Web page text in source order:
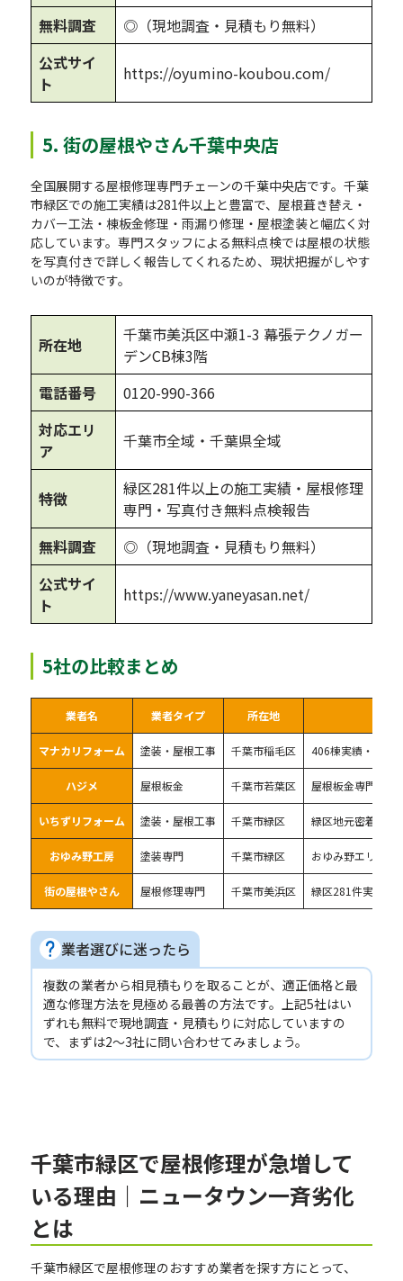
無料調査
◎（現地調査・見積もり無料）
公式サイ
ト
https://oyumino-koubou.com/
5. 街の屋根やさん千葉中央店
全国展開する屋根修理専門チェーンの千葉中央店です。千葉
市緑区での施工実績は281件以上と豊富で、屋根葺き替え・
カバー工法・棟板金修理・雨漏り修理・屋根塗装と幅広く対
応しています。専門スタッフによる無料点検では屋根の状態
を写真付きで詳しく報告してくれるため、現状把握がしやす
いのが特徴です。
所在地
千葉市美浜区中瀬1-3 幕張テクノガー
デンCB棟3階
電話番号
0120-990-366
対応エリ
ア
千葉市全域・千葉県全域
特徴
緑区281件以上の施工実績・屋根修理
専門・写真付き無料点検報告
無料調査
◎（現地調査・見積もり無料）
公式サイ
ト
https://www.yaneyasan.net/
5社の比較まとめ
業者名 業者タイプ 所在地
マナカリフォーム 塗装・屋根工事 千葉市稲毛区 406棟実績・口コ
ハジメ 屋根板金 千葉市若葉区 屋根板金専門・ド
いちずリフォーム 塗装・屋根工事 千葉市緑区 緑区地元密着・ア
おゆみ野工房 塗装専門 千葉市緑区 おゆみ野エリア密
街の屋根やさん 屋根修理専門 千葉市美浜区 緑区281件実績・
業者選びに迷ったら
複数の業者から相見積もりを取ることが、適正価格と最
適な修理方法を見極める最善の方法です。上記5社はい
ずれも無料で現地調査・見積もりに対応していますの
で、まずは2〜3社に問い合わせてみましょう。
千葉市緑区で屋根修理が急増して
いる理由｜ニュータウン一斉劣化
とは
千葉市緑区で屋根修理のおすすめ業者を探す方にとって、